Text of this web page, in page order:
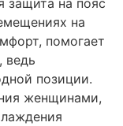
на
помогает
ведь
позиции.
женщинами,